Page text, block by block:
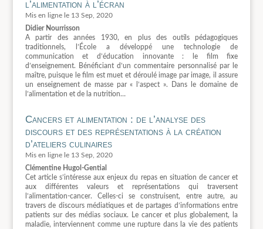
l’alimentation à l’écran
13 Sep, 2020
Didier Nourrisson
A partir des années 1930, en plus des outils pédagogiques
traditionnels, l’École a développé une technologie de
communication et d’éducation innovante : le film fixe
d’enseignement. Bénéficiant d’un commentaire personnalisé par le
maître, puisque le film est muet et déroulé image par image, il assure
un enseignement de masse par « l’aspect ». Dans le domaine de
l’alimentation et de la nutrition…
Cancers et alimentation : de l’analyse des
discours et des représentations à la création
d’ateliers culinaires
13 Sep, 2020
Clémentine Hugol-Gential
Cet article s’intéresse aux enjeux du repas en situation de cancer et
aux différentes valeurs et représentations qui traversent
l’alimentation-cancer. Celles-ci se construisent, entre autre, au
travers de discours médiatiques et de partages d’informations entre
patients sur des médias sociaux. Le cancer et plus globalement, la
maladie, interviennent comme une rupture dans la vie des patients